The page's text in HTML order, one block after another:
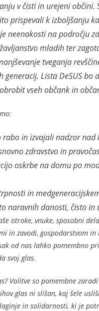
v čisti in urejeni
prispevali k izboljšanju
neenakosti na področju
mladih ter
tveganja
generacij. Lista DeSUS
vseh občank in
in izvajali nadzor
zdravstvo in
oskrbe na domu po
in
naravnih danosti, čisto in
otroke, vnuke, sposobni
in zavodi, gospodarstvom
od nas lahko pomembno
svoj glas.
Volitve so pomembne
glas ni slišan, kaj šele
in solidarnosti, ki je